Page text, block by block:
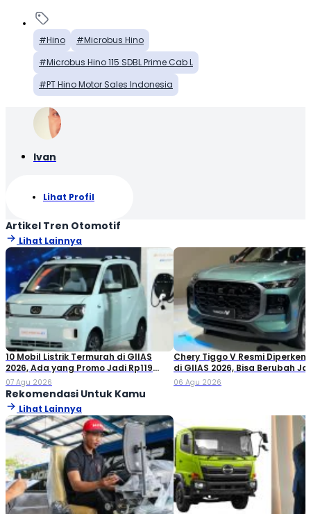
Hino
Microbus Hino
Microbus Hino 115 SDBL Prime Cab L
PT Hino Motor Sales Indonesia
Ivan
Lihat Profil
Artikel Tren Otomotif
Lihat Lainnya
10 Mobil Listrik Termurah di GIIAS
2026, Ada yang Promo Jadi Rp119
Jutaan!
07 Agu 2026
Chery Tiggo V Resmi
di GIIAS 2026, Bisa Berubah
Double Cabin
06 Agu 2026
Rekomendasi Untuk Kamu
Lihat Lainnya